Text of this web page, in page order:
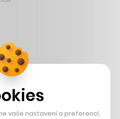
vaše nastavení a preferencí,